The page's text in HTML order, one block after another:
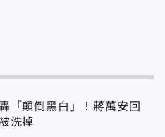
「顛倒黑白」！蔣萬安回
洗掉